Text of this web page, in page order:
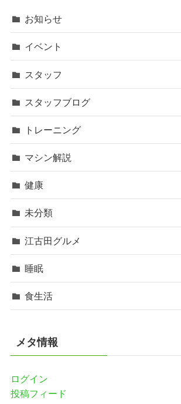
お知らせ
イベント
スタッフ
スタッフブログ
トレーニング
マシン解説
健康
未分類
江古田グルメ
睡眠
食生活
メタ情報
ログイン
投稿フィード